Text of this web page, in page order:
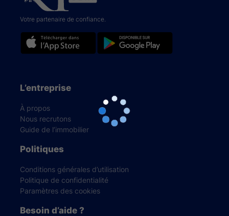
Votre partenaire de confiance.
L’entreprise
À propos
Nous recrutons
Guide de l’immobilier
Politiques
Conditions générales d’utilisation
Politique de confidentialité
Paramètres des cookies
Besoin d’aide ?